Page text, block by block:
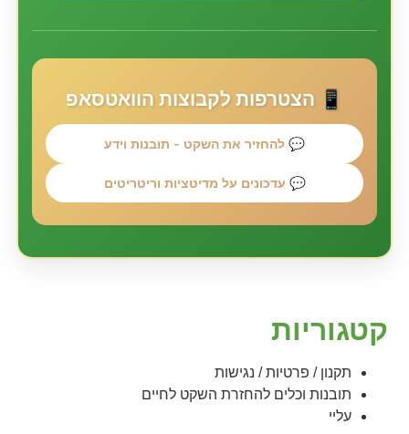
📱 הצטרפות לקבוצות הוואטסאפ
💬 להחזיר את השקט - תובנות וידע
💬 עדכונים על מדיטציות וריטריטים
קטגוריות
תקנון / פרטיות / נגישות
תובנות וכלים להחזרת השקט לחיים
עליי